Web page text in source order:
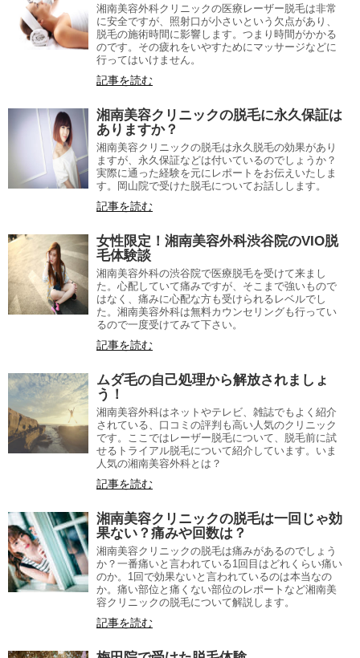
湘南美容外科クリニックの医療レーザー脱毛は非常
に安全ですが、照射口が小さいという欠点があり、
脱毛の施術時間に影響します。つまり時間がかかる
のです。その疲れをいやすためにマッサージなどに
行ってはいけません。
記事を読む
湘南美容クリニックの脱毛に永久保証は
ありますか？
湘南美容クリニックの脱毛は永久脱毛の効果があり
ますが、永久保証などは付いているのでしょうか？
実際に通った経験を元にレポートをお伝えいたしま
す。岡山院で受けた脱毛についてお話しします。
記事を読む
女性限定！湘南美容外科渋谷院のVIO脱
毛体験談
湘南美容外科の渋谷院で医療脱毛を受けて来まし
た。心配していて痛みですが、そこまで強いもので
はなく、痛みに心配な方も受けられるレベルでし
た。湘南美容外科は無料カウンセリングも行ってい
るので一度受けてみて下さい。
記事を読む
ムダ毛の自己処理から解放されましょ
う！
湘南美容外科はネットやテレビ、雑誌でもよく紹介
されている、口コミの評判も高い人気のクリニック
です。ここではレーザー脱毛について、脱毛前に試
せるトライアル脱毛について紹介しています。いま
人気の湘南美容外科とは？
記事を読む
湘南美容クリニックの脱毛は一回じゃ効
果ない？痛みや回数は？
湘南美容クリニックの脱毛は痛みがあるのでしょう
か？一番痛いと言われている1回目はどれくらい痛い
のか。1回で効果ないと言われているのは本当なの
か。痛い部位と痛くない部位のレポートなど湘南美
容クリニックの脱毛について解説します。
記事を読む